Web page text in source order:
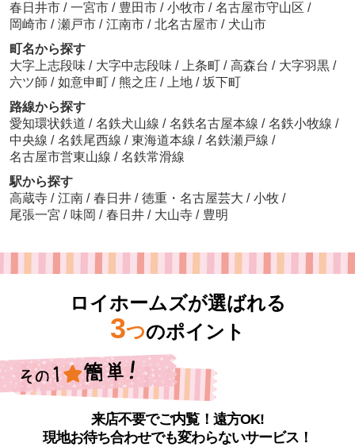
春日井市 / 一宮市 / 豊田市 / 小牧市 / 名古屋市守山区 /
岡崎市 / 瀬戸市 / 江南市 / 北名古屋市 / 犬山市
町名から探す
大字上志段味 / 大字中志段味 / 上条町 / 高森台 / 大字羽黒 /
六ツ師 / 如意申町 / 熊之庄 / 上地 / 坂下町
路線から探す
愛知環状鉄道 / 名鉄犬山線 / 名鉄名古屋本線 / 名鉄小牧線 /
中央線 / 名鉄尾西線 / 東海道本線 / 名鉄瀬戸線 /
名古屋市営東山線 / 名鉄常滑線
駅から探す
高蔵寺 / 江南 / 春日井 / 徳重・名古屋芸大 / 小牧 /
尾張一宮 / 味岡 / 春日井 / 大山寺 / 豊明
ロイホームズが選ばれる
3つのポイント
来店不要でご内覧！遠方OK!
現地お待ち合わせでも変わらないサービス！